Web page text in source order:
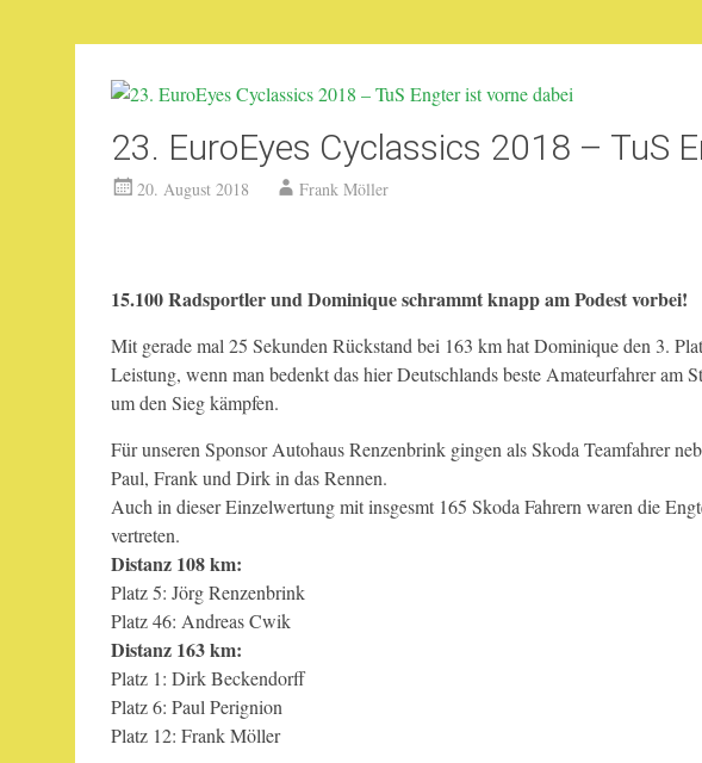
23. EuroEyes Cyclassics 2018 – TuS
20. August 2018 Frank Möller
15.100 Radsportler und Dominique schrammt knapp am Podest vorbei!
Mit gerade mal 25 Sekunden Rückstand bei 163 km hat Dominique den 3.
Leistung, wenn man bedenkt das hier Deutschlands beste Amateurfahrer am
um den Sieg kämpfen.
Für unseren Sponsor Autohaus Renzenbrink gingen als Skoda Teamfahrer
Paul, Frank und Dirk in das Rennen.
Auch in dieser Einzelwertung mit insgesmt 165 Skoda Fahrern waren die
vertreten.
Distanz 108 km:
Platz 5: Jörg Renzenbrink
Platz 46: Andreas Cwik
Distanz 163 km:
Platz 1: Dirk Beckendorff
Platz 6: Paul Perignion
Platz 12: Frank Möller